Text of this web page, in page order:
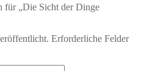
für „Die Sicht der Dinge
Erforderliche Felder